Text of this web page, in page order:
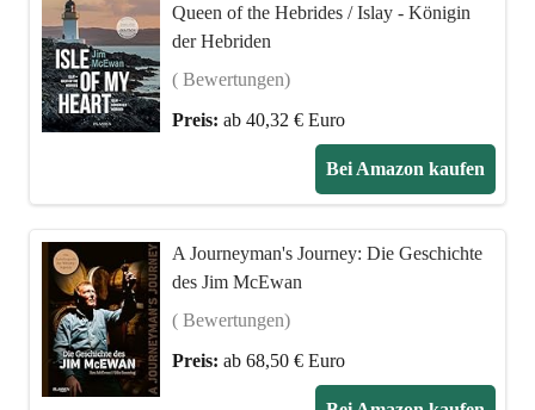
Queen of the Hebrides / Islay - Königin
der Hebriden
( Bewertungen)
Preis: ab 40,32 € Euro
Bei Amazon kaufen
A Journeyman's Journey: Die Geschichte
des Jim McEwan
( Bewertungen)
Preis: ab 68,50 € Euro